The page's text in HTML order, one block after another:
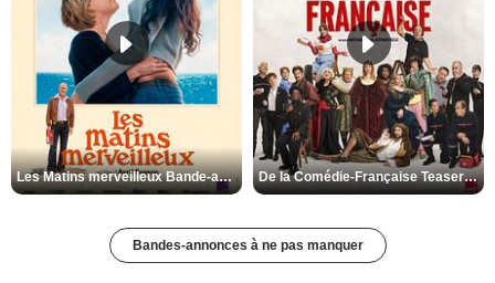
Les Matins merveilleux Bande-annonce VF De la Comédie-Française Teaser VF
Bandes-annonces à ne pas manquer